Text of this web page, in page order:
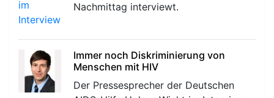
Nachmittag interviewt.
Immer noch Diskriminierung von
Menschen mit HIV
Der Pressesprecher der Deutschen